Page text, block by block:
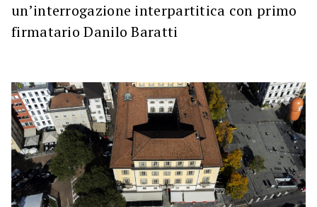
un’interrogazione interpartitica con primo
firmatario Danilo Baratti